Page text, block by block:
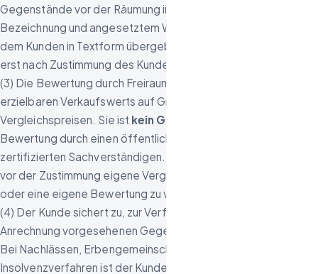
Gegenstände vor der Räumung in einer Aufstellung mit
Bezeichnung und angesetztem Wert. Die Aufstellung wird
dem Kunden in Textform übergeben. Die Anrechnung erfolgt
erst nach Zustimmung des Kunden.
(3) Die Bewertung durch Freiraum ist eine Einschätzung des
erzielbaren Verkaufswerts auf Grundlage von
Vergleichspreisen. Sie ist kein Gutachten
Bewertung durch einen öffentlich bestellten oder
zertifizierten Sachverständigen. Dem Kunden steht es frei,
vor der Zustimmung eigene Vergleichsangebote einzuholen
oder eine eigene Bewertung zu veranlassen.
(4) Der Kunde sichert zu, zur Verfügung über die zur
Anrechnung vorgesehenen Gegenstände berechtigt zu sein.
Bei Nachlässen, Erbengemeinschaften, Betreuungs- und
Insolvenzverfahren ist der Kunde für die Einholung der